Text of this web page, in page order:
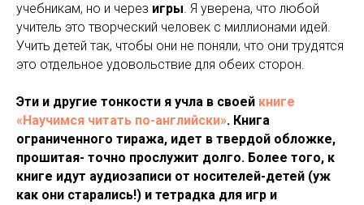
учебникам, но и через игры. Я уверена, что любой
учитель это творческий человек с миллионами идей.
Учить детей так, чтобы они не поняли, что они трудятся
это отдельное удовольствие для обеих сторон.
Эти и другие тонкости я учла в своей книге
«Научимся читать по-английски». Книга
ограниченного тиража, идет в твердой обложке,
прошитая- точно прослужит долго. Более того, к
книге идут аудиозаписи от носителей-детей (уж
как они старались!) и тетрадка для игр и